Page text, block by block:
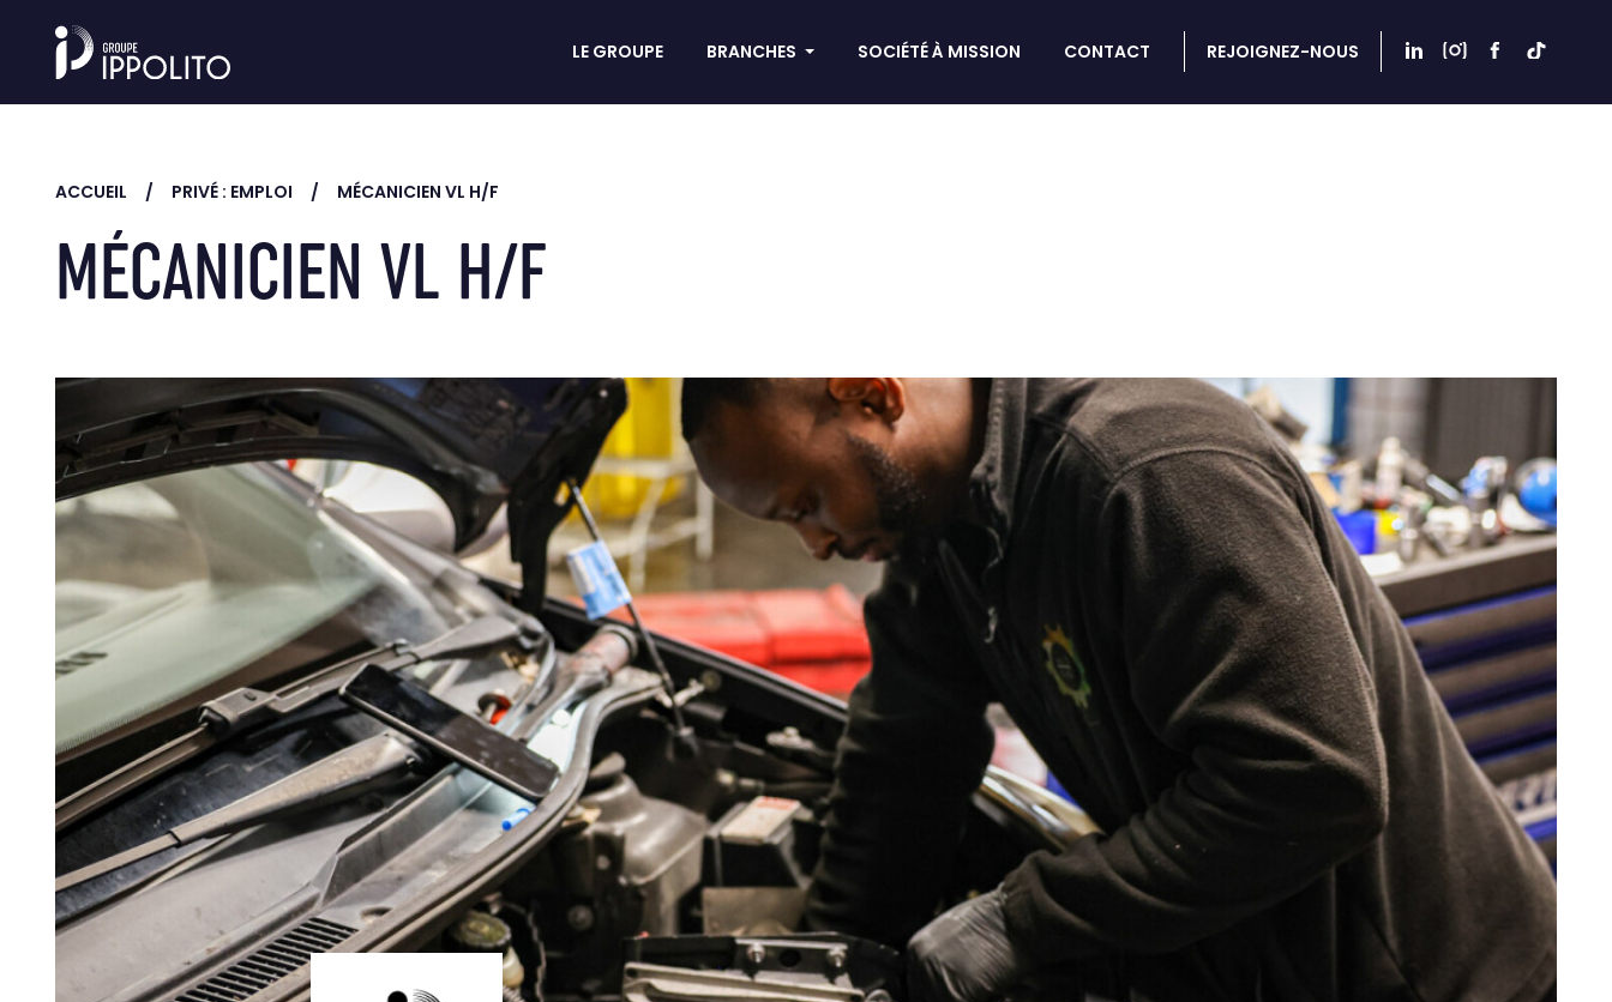
LE GROUPE BRANCHES SOCIÉTÉ À MISSION CONTACT REJOIGNEZ-NOUS
ACCUEIL PRIVÉ : EMPLOI MÉCANICIEN VL H/F
MÉCANICIEN VL H/F